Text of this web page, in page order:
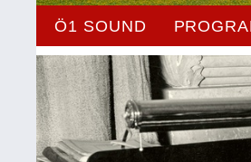
Ö1 SOUND